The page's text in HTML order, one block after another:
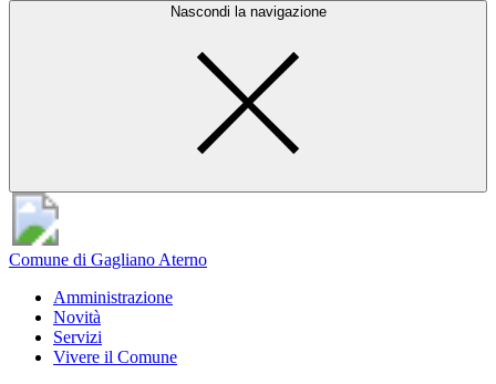
Nascondi la navigazione
Comune di Gagliano Aterno
Amministrazione
Novità
Servizi
Vivere il Comune